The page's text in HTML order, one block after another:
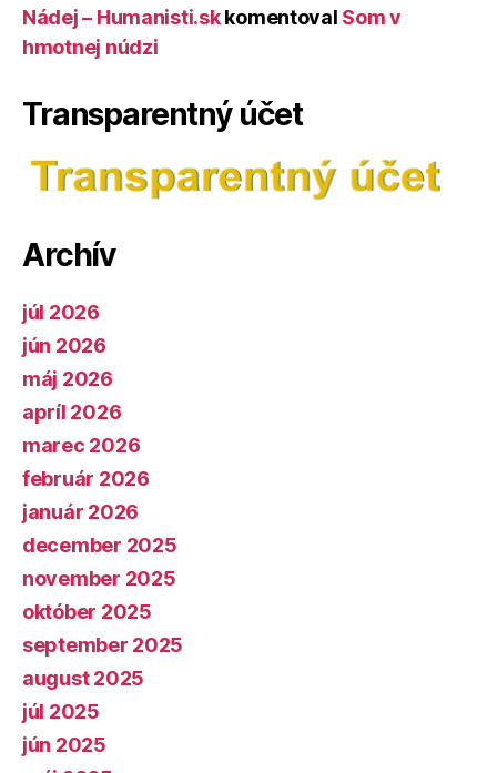
Nádej – Humanisti.skkomentoval Som v
hmotnej núdzi
Transparentný účet
Archív
júl 2026
jún 2026
máj 2026
apríl 2026
marec 2026
február 2026
január 2026
december 2025
november 2025
október 2025
september 2025
august 2025
júl 2025
jún 2025